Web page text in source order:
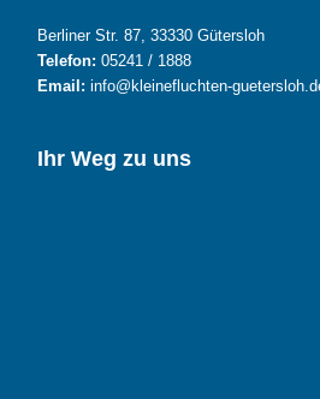
Berliner Str. 87, 33330 Gütersloh
Telefon: 05241 / 1888
Email: info@kleinefluchten-
Ihr Weg zu uns